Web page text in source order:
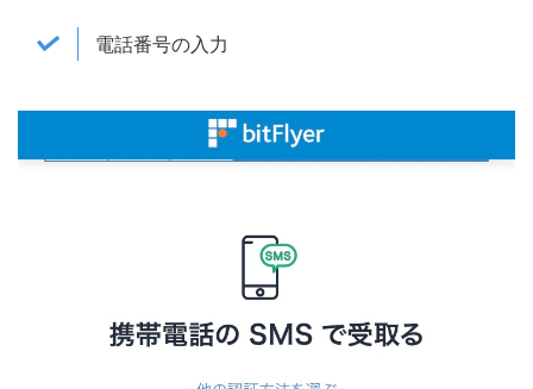
電話番号の入力